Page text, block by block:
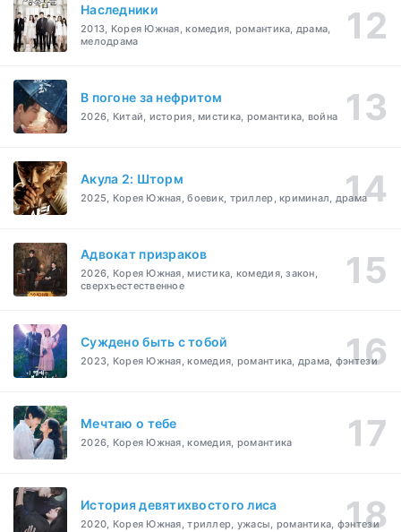
Наследники
2013, Корея Южная, комедия, романтика, драма,
мелодрама
В погоне за нефритом
2026, Китай, история, мистика, романтика, война
Акула 2: Шторм
2025, Корея Южная, боевик, триллер, криминал, драма
Адвокат призраков
2026, Корея Южная, мистика, комедия, закон,
сверхъестественное
Суждено быть с тобой
2023, Корея Южная, комедия, романтика, драма, фэнтези
Мечтаю о тебе
2026, Корея Южная, комедия, романтика
История девятихвостого лиса
2020, Корея Южная, триллер, ужасы, романтика, фэнтези